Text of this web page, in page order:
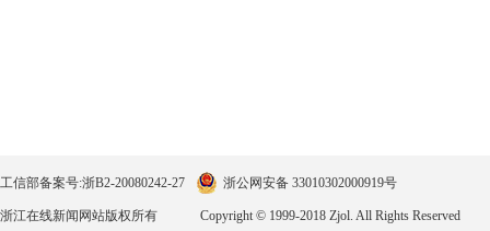
工信部备案号:浙B2-20080242-27 浙公网安备 33010302000919号
浙江在线新闻网站版权所有 Copyright © 1999-2018 Zjol. All Rights Reserved